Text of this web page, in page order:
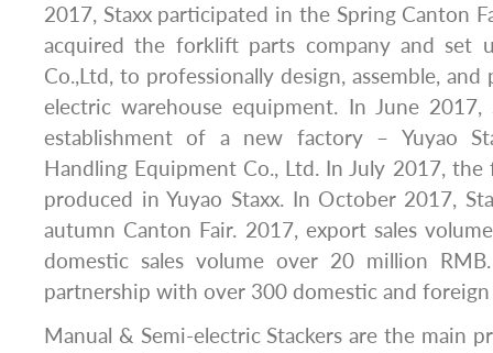
2017, Staxx participated in the Spring Canton
acquired the forklift parts company and set
Co.,Ltd, to professionally design, assemble,
electric warehouse equipment. In June
establishment of a new factory – Yuyao
Handling Equipment Co., Ltd. In July 2017,
produced in Yuyao Staxx. In October 2017,
autumn Canton Fair. 2017, export sales
domestic sales volume over 20 million RMB.
partnership with over 300 domestic and foreign
Manual & Semi-electric Stackers are the main